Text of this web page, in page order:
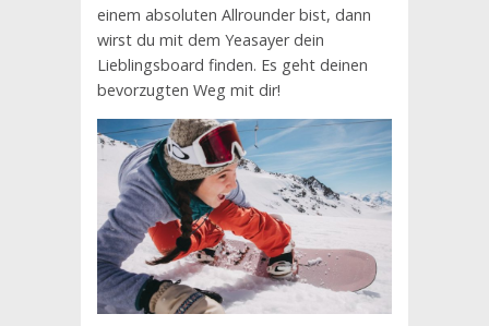
einem absoluten Allrounder bist, dann
wirst du mit dem Yeasayer dein
Lieblingsboard finden. Es geht deinen
bevorzugten Weg mit dir!